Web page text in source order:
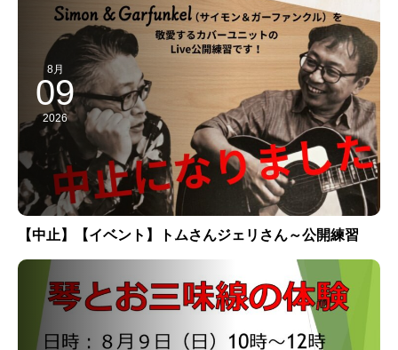
8月
09
2026
【中止】【イベント】トムさんジェリさん～公開練習